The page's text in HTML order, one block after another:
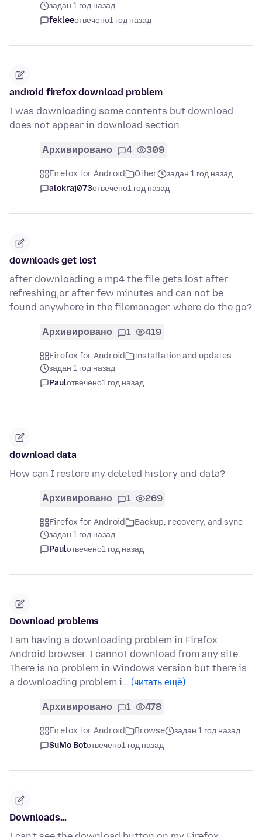
задан 1 год назад
fekleeотвечено1 год назад
android firefox download problem
I was downloading some contents but download
does not appear in download section
Архивировано 4 309
Firefox for Android Other
задан 1 год назад
alokraj073отвечено1 год назад
downloads get lost
after downloading a mp4 the file gets lost after
refreshing,or after few minutes and can not be
found anywhere in the filemanager. where do the go?
Архивировано 1 419
Firefox for Android
Installation and updates
задан 1 год назад
Paulотвечено1 год назад
download data
How can I restore my deleted history and data?
Архивировано 1 269
Firefox for Android
Backup, recovery, and sync
задан 1 год назад
Paulотвечено1 год назад
Download problems
I am having a downloading problem in Firefox
Android browser. I cannot download from any site.
There is no problem in Windows version but there is
a downloading problem i… (читать ещё)
Архивировано 1 478
Firefox for Android Browse
задан 1 год назад
SuMo Botотвечено1 год назад
Downloads...